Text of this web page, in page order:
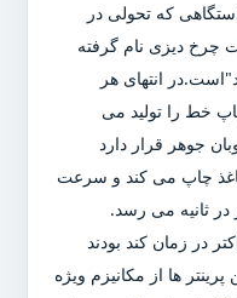
که تحولی در
چرخ دیزی نام گرفته
انتهای هر
خط را تولید می
جوهر قرار دارد
چاپ می کند و سرعت
در زمان کند بودند
ها از مکانیزم ویژه